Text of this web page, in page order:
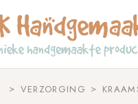
VERZORGING